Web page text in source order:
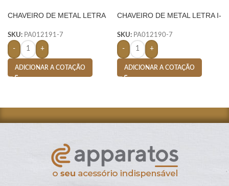
CHAVEIRO DE METAL LETRA
SKU: PA012191-7
- +
ADICIONAR A COTAÇÃO
CHAVEIRO DE METAL LETRA I-
SKU: PA012190-7
- +
ADICIONAR A COTAÇÃO